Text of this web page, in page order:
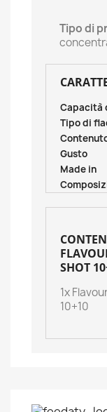
Tipo di
Capacità
Tipo di
Gusto
Made in
SHOT
1x
10+10